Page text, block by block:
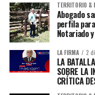
TERRITORIO &
Abogado
perfila
Notariado
LA FIRMA 2
LA
SOBRE LA
CRÍTICA